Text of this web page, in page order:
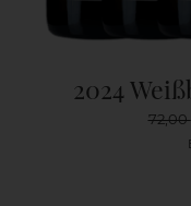
2024
72,00